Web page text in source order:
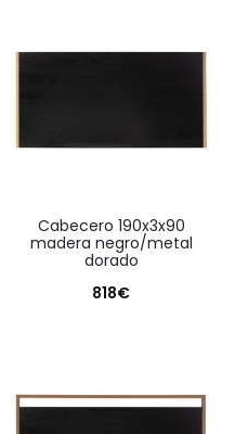
cabecero 190x3x90
madera negro/metal
dorado
818€